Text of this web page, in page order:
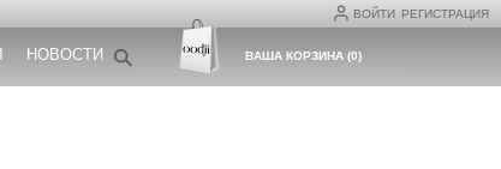
ВОЙТИ РЕГИСТРАЦИЯ
НОВОСТИ ВАША КОРЗИНА(0)